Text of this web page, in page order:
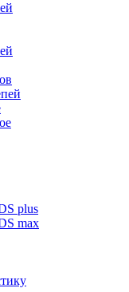
plus
max